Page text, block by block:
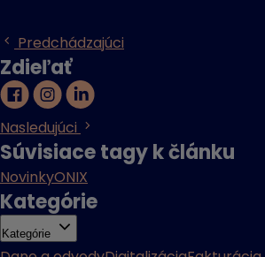
Predchádzajúci
Zdieľať
Nasledujúci
Súvisiace tagy k článku
NovinkyONIX
Kategórie
Kategórie